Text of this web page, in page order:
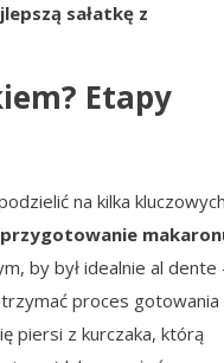
sałatkę z
Etapy
na kilka kluczowych
przygotowanie
by był idealnie al dente
proces gotowania
piersi z kurczaka, którą